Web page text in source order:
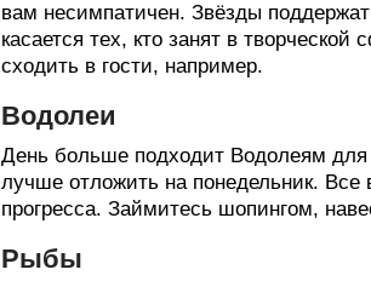
вам несимпатичен. Звёзды
касается тех, кто занят в
сходить в гости, например.
Водолеи
День больше подходит Водолеям
лучше отложить на понедельник.
прогресса. Займитесь шопингом,
Рыбы